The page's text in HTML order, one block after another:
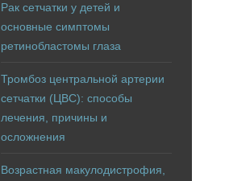
Рак сетчатки у детей и
основные симптомы
ретинобластомы глаза
Тромбоз центральной артерии
сетчатки (ЦВС): способы
лечения, причины и
осложнения
Возрастная макулодистрофия,